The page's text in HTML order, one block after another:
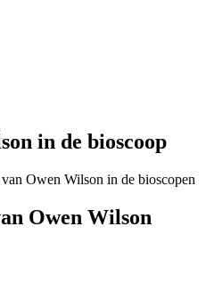
in de bioscoop
Owen Wilson in de bioscopen
Owen Wilson